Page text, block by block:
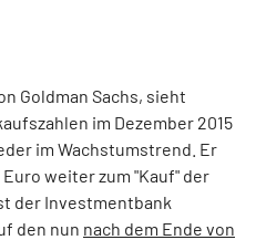
Goldman Sachs, sieht
im Dezember 2015
im Wachstumstrend. Er
weiter zum "Kauf" der
der Investmentbank
den nun nach dem Ende von